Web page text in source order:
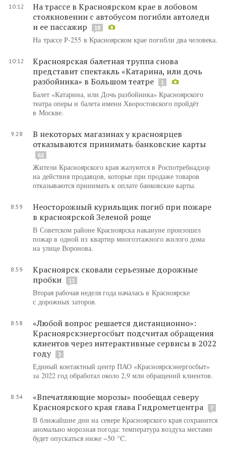
10:12
На трассе в Красноярском крае в лобовом
столкновении с автобусом погибли автоледи
и ее пассажир
18
На трассе Р-255 в Красноярском крае погибли два человека.
10:12
Красноярская балетная труппа снова
представит спектакль «Катарина, или дочь
разбойника» в Большом театре
1
Балет «Катарина, или Дочь разбойника» Красноярского
театра оперы и балета имени Хворостовского пройдёт
в Москве.
9:28
В некоторых магазинах у красноярцев
отказываются принимать банковские карты
62
Жители Красноярского края жалуются в Роспотребнадзор
на действия продавцов, которые при продаже товаров
отказываются принимать к оплате банковские карты.
8:59
Неосторожный курильщик погиб при пожаре
в красноярской Зеленой роще
В Советском районе Красноярска накануне произошел
пожар в одной из квартир многоэтажного жилого дома
на улице Воронова.
8:59
Красноярск сковали серьезные дорожные
пробки
13
Вторая рабочая неделя года началась в Красноярске
с дорожных заторов.
8:58
«Любой вопрос решается дистанционно»:
Красноярскэнергосбыт подсчитал обращения
клиентов через интерактивные сервисы в 2022
году
3
Единый контактный центр ПАО «Красноярскэнергосбыт»
за 2022 год обработал около 2,9 млн обращений клиентов.
8:34
«Впечатляющие морозы» пообещал северу
Красноярского края глава Гидрометцентра
7
В ближайшие дни на севере Красноярского края сохранится
аномально морозная погода: температура воздуха местами
будет опускаться ниже −50 °C.